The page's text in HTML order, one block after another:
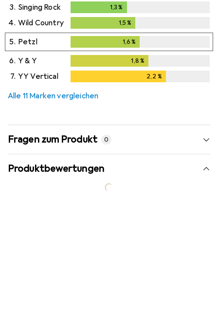
3. Singing Rock 1,3 %
4. Wild Country 1,5 %
5. Petzl 1,6 %
6. Y & Y 1,8 %
7. YY Vertical 2,2 %
Alle 11 Marken vergleichen
Fragen zum Produkt 0
Produktbewertungen